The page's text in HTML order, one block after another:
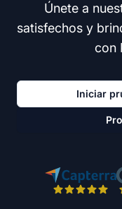
Únete a
satisfechos y
con
Iniciar